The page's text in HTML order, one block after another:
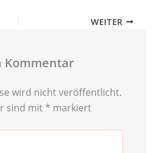
WEITER
Kommentar
wird nicht veröffentlicht.
sind mit * markiert